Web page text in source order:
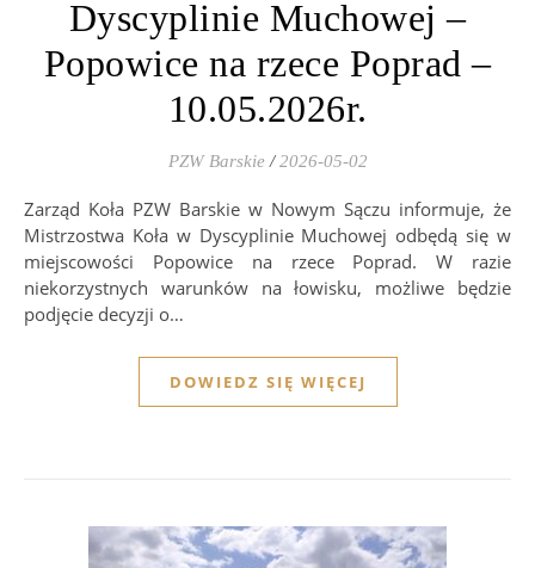
Dyscyplinie Muchowej –
Popowice na rzece Poprad –
10.05.2026r.
PZW Barskie / 2026-05-02
Zarząd Koła PZW Barskie w Nowym Sączu informuje, że
Mistrzostwa Koła w Dyscyplinie Muchowej odbędą się w
miejscowości Popowice na rzece Poprad. W razie
niekorzystnych warunków na łowisku, możliwe będzie
podjęcie decyzji o…
DOWIEDZ SIĘ WIĘCEJ